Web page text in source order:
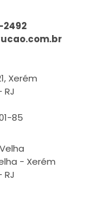
2492
Xerém
85
- Xerém